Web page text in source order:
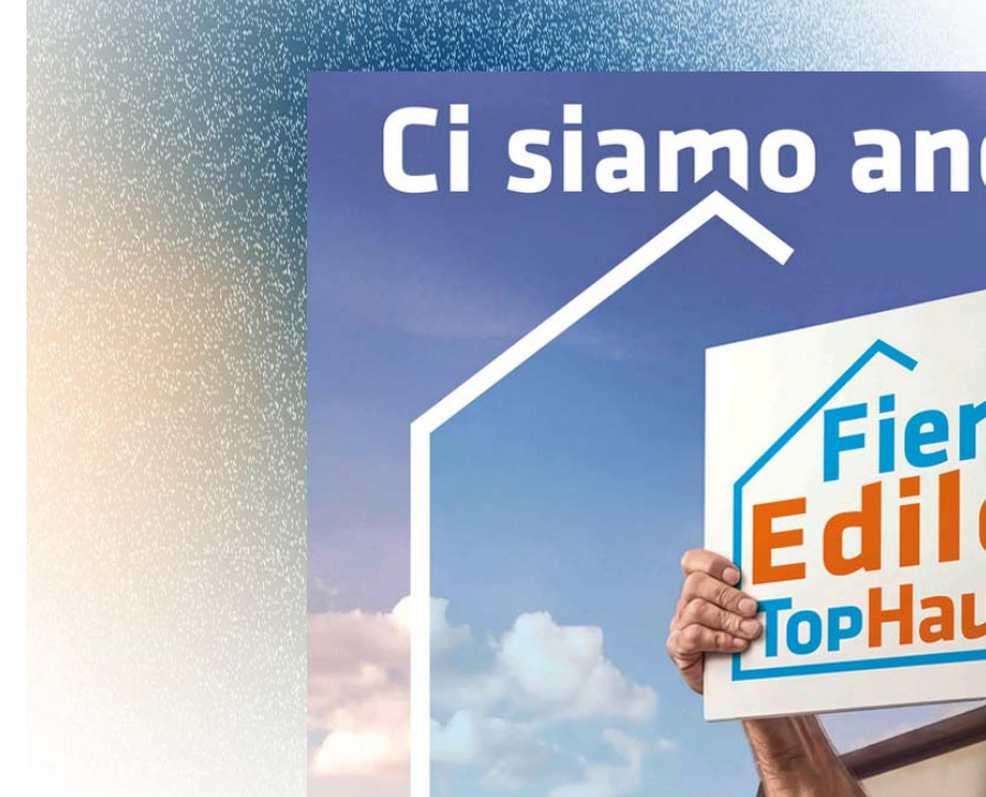
Sistema INTONACATURA E COSTRUZIONE PRODOTTI A BASE CALCE AEREA
KB 13 EVOLUTION
Intonaco di fondo bianco fibrorinforzato a base di calce aerea, per
interni ed esterni
Sistema GYPSOTECH
®
Sistema RIPRISTINO DEL CALCESTRUZZO Sistema POSA PAVIMENTI E